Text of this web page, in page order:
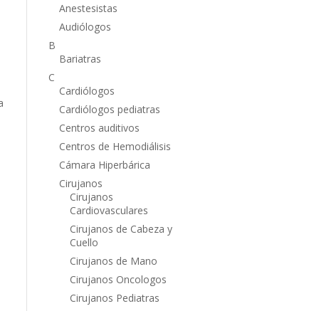
Anestesistas
Audiólogos
B
Bariatras
C
Cardiólogos
Cardiólogos pediatras
Centros auditivos
Centros de Hemodiálisis
Cámara Hiperbárica
Cirujanos
Cirujanos
Cardiovasculares
Cirujanos de Cabeza y
Cuello
Cirujanos de Mano
Cirujanos Oncologos
Cirujanos Pediatras